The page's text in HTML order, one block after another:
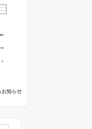
知らせ